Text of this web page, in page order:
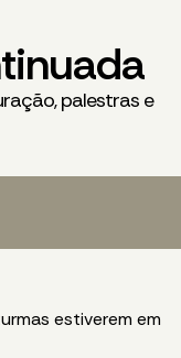
palestras e
estiverem em